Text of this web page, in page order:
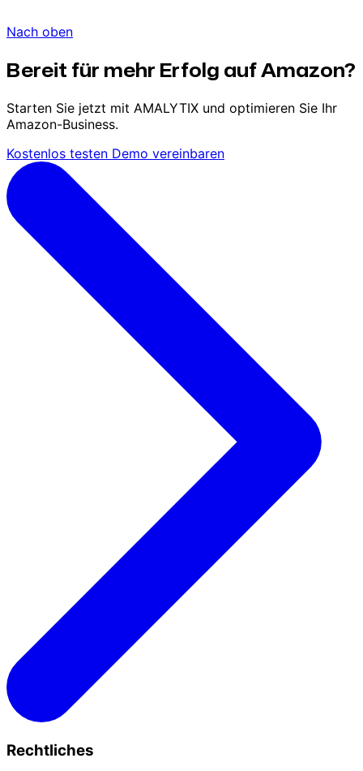
Nach oben
Bereit für mehr Erfolg auf Amazon?
Starten Sie jetzt mit AMALYTIX und optimieren Sie Ihr
Amazon-Business.
Kostenlos testen Demo vereinbaren
Rechtliches